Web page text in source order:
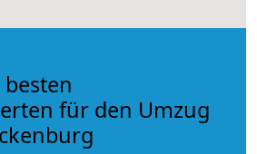
für den Umzug